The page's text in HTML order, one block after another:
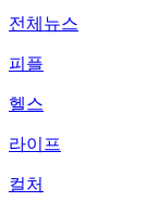
전체뉴스
피플
헬스
라이프
컬처